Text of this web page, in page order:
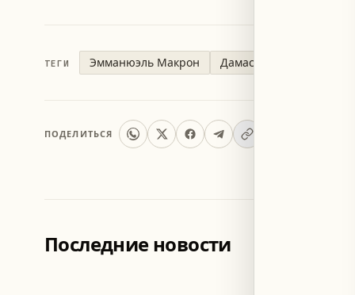
ТЕГИ Эмманюэль Макрон Дамаск
ПОДЕЛИТЬСЯ
Последние новости